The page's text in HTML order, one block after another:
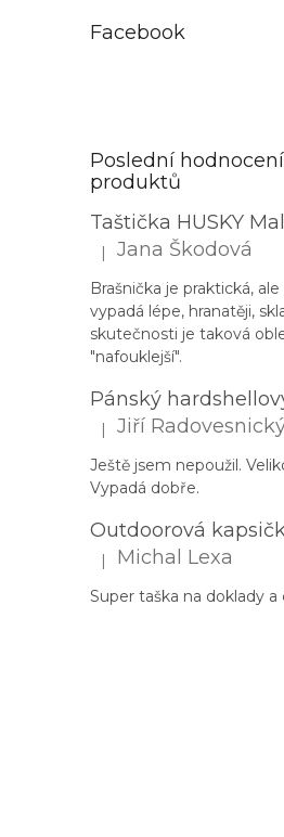
Facebook
Poslední hodnocení
produktů
Hodnocení produktu je 3
| Jana Škodová
Brašnička je praktická,
vypadá lépe, hranatěji,
skutečnosti je taková
"nafouklejší".
Hodnocení produktu je 5
| Jiří
Ještě jsem nepoužil.
Vypadá dobře.
Hodnocení produktu je 5
| Michal Lexa
Super taška na doklady a